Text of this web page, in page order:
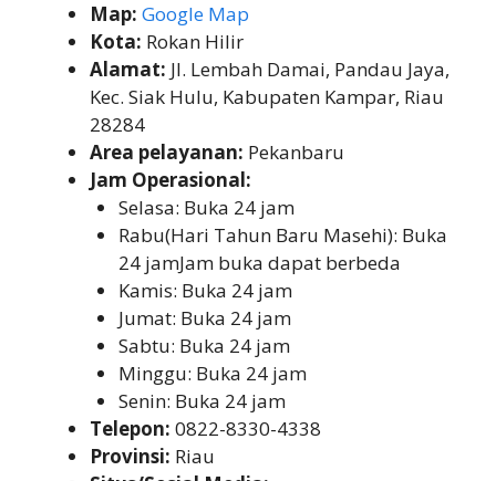
Map: Google Map
Kota: Rokan Hilir
Alamat: Jl. Lembah Damai, Pandau Jaya,
Kec. Siak Hulu, Kabupaten Kampar, Riau
28284
Area pelayanan: Pekanbaru
Jam Operasional:
Selasa: Buka 24 jam
Rabu(Hari Tahun Baru Masehi): Buka
24 jamJam buka dapat berbeda
Kamis: Buka 24 jam
Jumat: Buka 24 jam
Sabtu: Buka 24 jam
Minggu: Buka 24 jam
Senin: Buka 24 jam
Telepon: 0822-8330-4338
Provinsi: Riau